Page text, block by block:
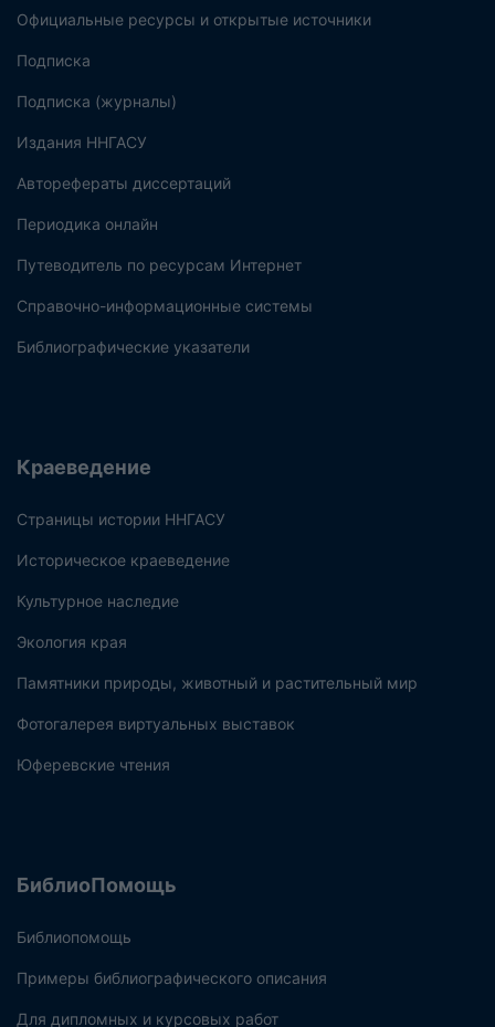
Официальные ресурсы и открытые источники
Подписка
Подписка (журналы)
Издания ННГАСУ
Авторефераты диссертаций
Периодика онлайн
Путеводитель по ресурсам Интернет
Справочно-информационные системы
Библиографические указатели
Краеведение
Страницы истории ННГАСУ
Историческое краеведение
Культурное наследие
Экология края
Памятники природы, животный и растительный мир
Фотогалерея виртуальных выставок
Юферевские чтения
БиблиоПомощь
Библиопомощь
Примеры библиографического описания
Для дипломных и курсовых работ